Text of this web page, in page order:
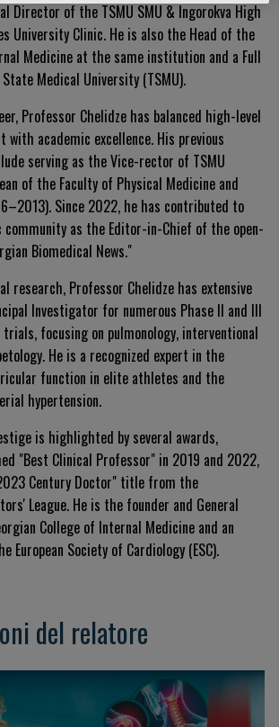
Director of the TSMU SMU & Ingorokva High
University Clinic. He is also the Head of the
Medicine at the same institution and a Full
Medical University (TSMU).
Professor Chelidze has balanced high-level
with academic excellence. His previous
serving as the Vice-rector of TSMU
of the Faculty of Physical Medicine and
Since 2022, he has contributed to
as the Editor-in-Chief of the open-
Biomedical News."
research, Professor Chelidze has extensive
Investigator for numerous Phase II and III
focusing on pulmonology, interventional
He is a recognized expert in the
function in elite athletes and the
hypertension.
is highlighted by several awards,
"Best Clinical Professor" in 2019 and 2022,
Century Doctor" title from the
League. He is the founder and General
College of Internal Medicine and an
European Society of Cardiology (ESC).
del relatore